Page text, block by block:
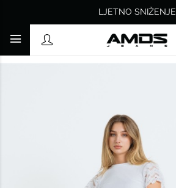
LJETNO SNIŽENJE